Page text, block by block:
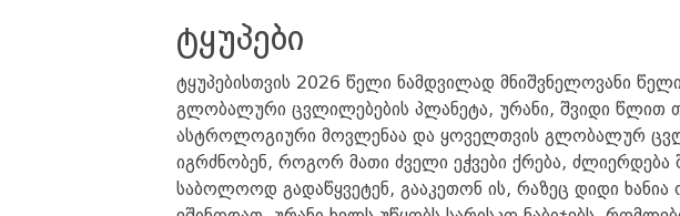
ტყუპები
ტყუპებისთვის 2026 წელი ნამდვილად მნიშვნელოვანი
გლობალური ცვლილებების პლანეტა, ურანი, შვიდი წლით
ასტროლოგიური მოვლენაა და ყოველთვის გლობალურ
იგრძნობენ, როგორ მათი ძველი ეჭვები ქრება, ძლიერდება
საბოლოოდ გადაწყვეტენ, გააკეთონ ის, რაზეც დიდი ხანია